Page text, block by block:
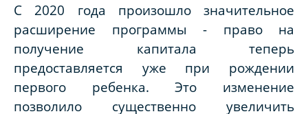
С 2020 года произошло значительное
расширение программы - право на
получение капитала теперь
предоставляется уже при рождении
первого ребенка. Это изменение
позволило существенно увеличить